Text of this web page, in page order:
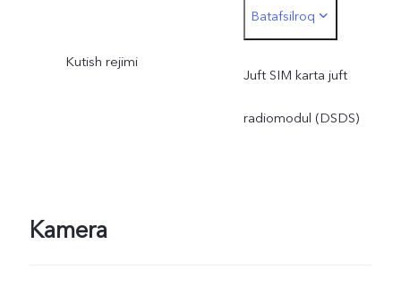
versiyasiga bogʻliq.
tarmoq chastota
diapazonidan foydalanish
Batafsilroq
Kutish rejimi
Juft SIM karta juft
radiomodul (DSDS)
Kamera